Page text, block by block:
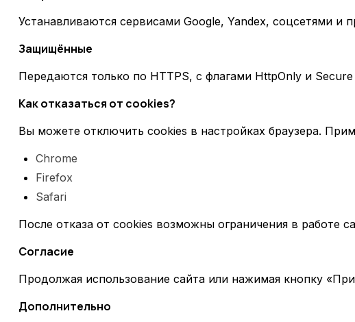
Устанавливаются сервисами Google, Yandex, соцсетями
Защищённые
Передаются только по HTTPS, с флагами HttpOnly и
Как отказаться от cookies?
Вы можете отключить cookies в настройках браузера.
Chrome
Firefox
Safari
После отказа от cookies возможны ограничения в работе
Согласие
Продолжая использование сайта или нажимая кнопку
Дополнительно